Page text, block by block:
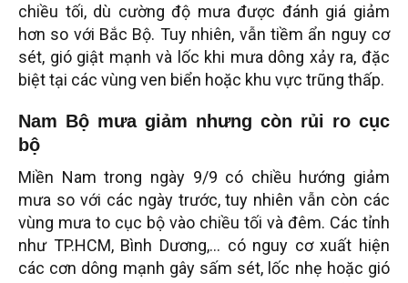
chiều tối, dù cường độ mưa được đánh giá giảm
hơn so với Bắc Bộ. Tuy nhiên, vẫn tiềm ẩn nguy cơ
sét, gió giật mạnh và lốc khi mưa dông xảy ra, đặc
biệt tại các vùng ven biển hoặc khu vực trũng thấp.
Nam Bộ mưa giảm nhưng còn rủi ro cục
bộ
Miền Nam trong ngày 9/9 có chiều hướng giảm
mưa so với các ngày trước, tuy nhiên vẫn còn các
vùng mưa to cục bộ vào chiều tối và đêm. Các tỉnh
như TP.HCM, Bình Dương,… có nguy cơ xuất hiện
các cơn dông mạnh gây sấm sét, lốc nhẹ hoặc gió